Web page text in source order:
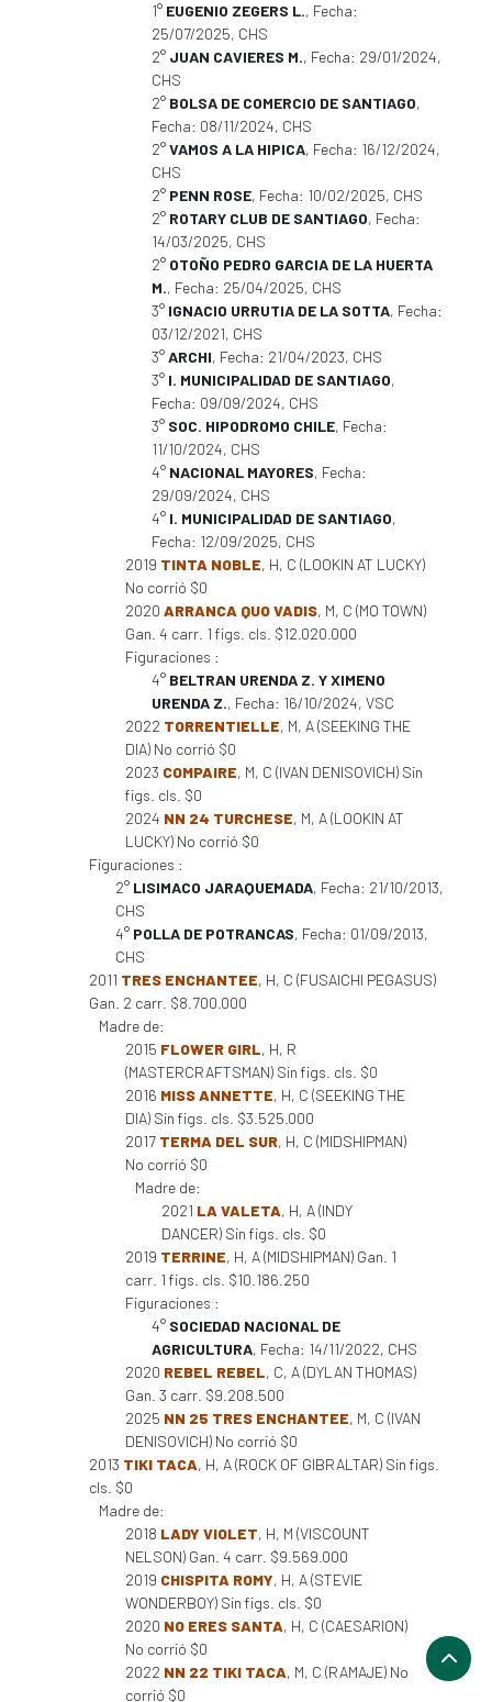
1° EUGENIO ZEGERS L., Fecha:
25/07/2025, CHS
2° JUAN CAVIERES M., Fecha: 29/01/2024,
CHS
2° BOLSA DE COMERCIO DE SANTIAGO,
Fecha: 08/11/2024, CHS
2°VAMOS A LA HIPICA, Fecha: 16/12/2024,
CHS
2° PENN ROSE, Fecha: 10/02/2025, CHS
2° ROTARY CLUB DE SANTIAGO, Fecha:
14/03/2025, CHS
2° OTOÑO PEDRO GARCIA DE LA HUERTA
M., Fecha: 25/04/2025, CHS
3° IGNACIO URRUTIA DE LA SOTTA, Fecha:
03/12/2021, CHS
3°ARCHI, Fecha: 21/04/2023, CHS
3° I. MUNICIPALIDAD DE SANTIAGO,
Fecha: 09/09/2024, CHS
3° SOC. HIPODROMO CHILE, Fecha:
11/10/2024, CHS
4° NACIONAL MAYORES, Fecha:
29/09/2024, CHS
4° I. MUNICIPALIDAD DE SANTIAGO,
Fecha: 12/09/2025, CHS
2019 TINTA NOBLE, H, C (LOOKIN AT LUCKY)
No corrió $0
2020 ARRANCA QUO VADIS, M, C (MO TOWN)
Gan. 4 carr. 1 figs. cls. $12.020.000
Figuraciones :
4° BELTRAN URENDA Z. Y XIMENO
URENDA Z., Fecha: 16/10/2024, VSC
2022 TORRENTIELLE, M, A (SEEKING THE
DIA) No corrió $0
2023 COMPAIRE, M, C (IVAN DENISOVICH) Sin
figs. cls. $0
2024 NN 24 TURCHESE, M, A (LOOKIN AT
LUCKY) No corrió $0
Figuraciones :
2° LISIMACO JARAQUEMADA, Fecha: 21/10/2013,
CHS
4° POLLA DE POTRANCAS, Fecha: 01/09/2013,
CHS
2011 TRES ENCHANTEE, H, C (FUSAICHI PEGASUS)
Gan. 2 carr. $8.700.000
Madre de:
2015 FLOWER GIRL, H, R
(MASTERCRAFTSMAN) Sin figs. cls. $0
2016 MISS ANNETTE, H, C (SEEKING THE
DIA) Sin figs. cls. $3.525.000
2017 TERMA DEL SUR, H, C (MIDSHIPMAN)
No corrió $0
Madre de:
2021 LA VALETA, H, A (INDY
DANCER) Sin figs. cls. $0
2019 TERRINE, H, A (MIDSHIPMAN) Gan. 1
carr. 1 figs. cls. $10.186.250
Figuraciones :
4° SOCIEDAD NACIONAL DE
AGRICULTURA, Fecha: 14/11/2022, CHS
2020 REBEL REBEL, C, A (DYLAN THOMAS)
Gan. 3 carr. $9.208.500
2025 NN 25 TRES ENCHANTEE, M, C (IVAN
DENISOVICH) No corrió $0
2013 TIKI TACA, H, A (ROCK OF GIBRALTAR) Sin figs.
cls. $0
Madre de:
2018 LADY VIOLET, H, M (VISCOUNT
NELSON) Gan. 4 carr. $9.569.000
2019 CHISPITA ROMY, H, A (STEVIE
WONDERBOY) Sin figs. cls. $0
2020 NO ERES SANTA, H, C (CAESARION)
No corrió $0
2022 NN 22 TIKI TACA, M, C (RAMAJE) No
corrió $0